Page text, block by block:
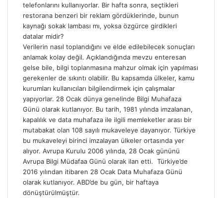
telefonlarını kullanıyorlar. Bir hafta sonra, seçtikleri
restorana benzeri bir reklam gördüklerinde, bunun
kaynağı sokak lambası mı, yoksa özgürce girdikleri
datalar midir?
Verilerin nasıl toplandığını ve elde edilebilecek sonuçları
anlamak kolay değil. Açıklandığında mevzu enteresan
gelse bile, bilgi toplanmasına mahzur olmak için yapılması
gerekenler de sıkıntı olabilir. Bu kapsamda ülkeler, kamu
kurumları kullanıcıları bilgilendirmek için çalışmalar
yapıyorlar. 28 Ocak dünya genelinde Bilgi Muhafaza
Günü olarak kutlanıyor. Bu tarih, 1981 yılında imzalanan,
kapalılık ve data muhafaza ile ilgili memleketler arası bir
mutabakat olan 108 sayılı mukaveleye dayanıyor. Türkiye
bu mukaveleyi birinci imzalayan ülkeler ortasında yer
alıyor. Avrupa Kurulu 2006 yılında, 28 Ocak gününü
Avrupa Bilgi Müdafaa Günü olarak ilan etti. Türkiye’de
2016 yılından itibaren 28 Ocak Data Muhafaza Günü
olarak kutlanıyor. ABD’de bu gün, bir haftaya
dönüştürülmüştür.